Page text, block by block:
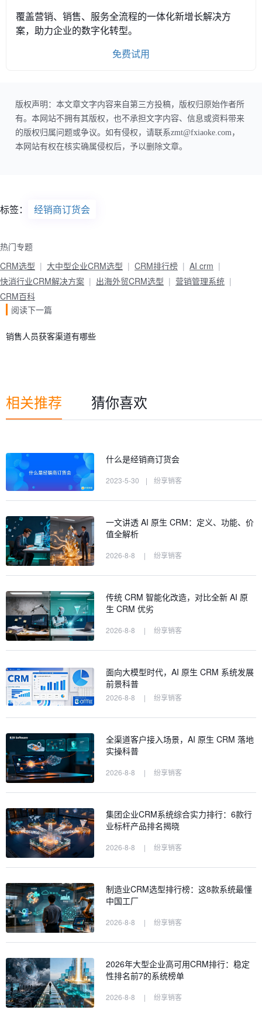
覆盖营销、销售、服务全流程的一体化新增长解决方
案，助力企业的数字化转型。
免费试用
版权声明：本文章文字内容来自第三方投稿，版权归原始作者所
有。本网站不拥有其版权，也不承担文字内容、信息或资料带来
的版权归属问题或争议。如有侵权，请联系zmt@fxiaoke.com，
本网站有权在核实确属侵权后，予以删除文章。
标签： 经销商订货会
热门专题
CRM选型
大中型企业CRM选型 CRM排行榜
AI crm
快消行业CRM解决方案
出海外贸CRM选型
营销管理系统
CRM百科
阅读下一篇
销售人员获客渠道有哪些
相关推荐 猜你喜欢
什么是经销商订货会
2023-5-30 | 纷享销客
一文讲透 AI 原生 CRM：定义、功能、价
值全解析
2026-8-8 | 纷享销客
传统 CRM 智能化改造，对比全新 AI 原
生 CRM 优劣
2026-8-8 | 纷享销客
面向大模型时代，AI 原生 CRM 系统发展
前景科普
2026-8-8 | 纷享销客
全渠道客户接入场景，AI 原生 CRM 落地
实操科普
2026-8-8 | 纷享销客
集团企业CRM系统综合实力排行：6款行
业标杆产品排名揭晓
2026-8-8 | 纷享销客
制造业CRM选型排行榜：这8款系统最懂
中国工厂
2026-8-8 | 纷享销客
2026年大型企业高可用CRM排行：稳定
性排名前7的系统榜单
2026-8-8 | 纷享销客